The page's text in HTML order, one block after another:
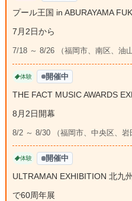
プール王国 in ABURAYAMA
7月2日から
7/18 ～ 8/26 （福岡市、南区、油山
体験 開催中
THE FACT MUSIC AWARDS
8月2日開幕
8/2 ～ 8/30 （福岡市、中央区、岩
体験 開催中
ULTRAMAN EXHIBITION 北九
で60周年展